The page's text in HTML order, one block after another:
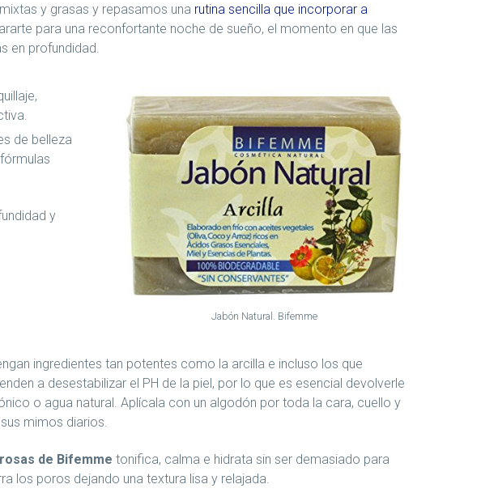
y grasas y repasamos una rutina sencilla que incorporar a
para una reconfortante noche de sueño, el momento en que las
en profundidad.
de belleza
y
Jabón Natural. Bifemme
ingredientes tan potentes como la arcilla e incluso los que
a desestabilizar el PH de la piel, por lo que es esencial devolverle
o agua natural. Aplícala con un algodón por toda la cara, cuello y
mimos diarios.
de Bifemme tonifica, calma e hidrata sin ser demasiado para
los poros dejando una textura lisa y relajada.